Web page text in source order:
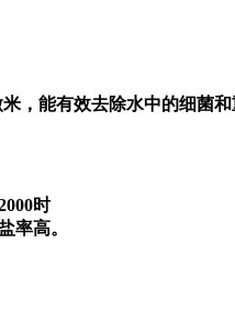
，能有效去除水中的细菌和
时
率高。